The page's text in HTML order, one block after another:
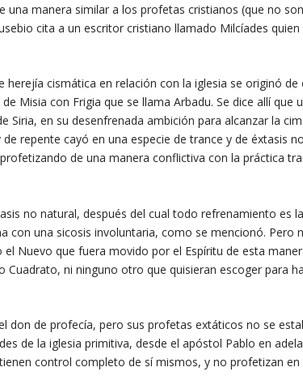
manera similar a los profetas cristianos (que no
cita a un escritor cristiano llamado Milcíades
cismática en relación con la iglesia se originó de
Misia con Frigia que se llama Arbadu. Se dice allí que
en su desenfrenada ambición para alcanzar la
repente cayó en una especie de trance y de éxtasis
de una manera conflictiva con la práctica
no natural, después del cual todo refrenamiento es
con una sicosis involuntaria, como se mencionó. Pero
Nuevo que fuera movido por el Espíritu de esta
Cuadrato, ni ninguno otro que quisieran escoger para
don de profecía, pero sus profetas extáticos no se
de la iglesia primitiva, desde el apóstol Pablo en
control completo de sí mismos, y no profetizan en